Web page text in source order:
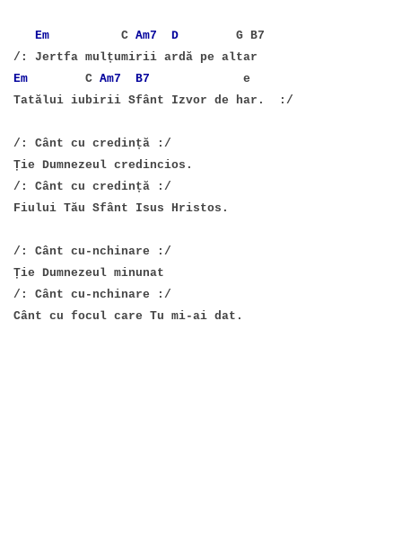
Em C Am7 D G B7
/: Jertfa mulțumirii ardă pe altar
Em C Am7 B7 e
Tatălui iubirii Sfânt Izvor de har. :/
/: Cânt cu credință :/
Ție Dumnezeul credincios.
/: Cânt cu credință :/
Fiului Tău Sfânt Isus Hristos.
/: Cânt cu-nchinare :/
Ție Dumnezeul minunat
/: Cânt cu-nchinare :/
Cânt cu focul care Tu mi-ai dat.